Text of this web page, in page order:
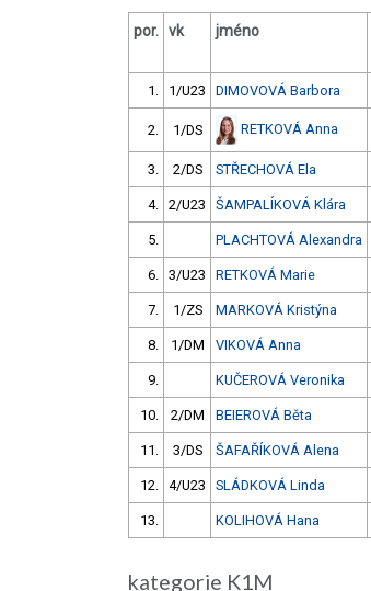
por. vk jméno
1. 1/U23 DIMOVOVÁ Barbora
2. 1/DS RETKOVÁ Anna
3. 2/DS STŘECHOVÁ Ela
4. 2/U23 ŠAMPALÍKOVÁ Klára
5. PLACHTOVÁ Alexandra
6. 3/U23 RETKOVÁ Marie
7. 1/ZS MARKOVÁ Kristýna
8. 1/DM VIKOVÁ Anna
9. KUČEROVÁ Veronika
10. 2/DM BEIEROVÁ Běta
11. 3/DS ŠAFAŘÍKOVÁ Alena
12. 4/U23 SLÁDKOVÁ Linda
13. KOLIHOVÁ Hana
kategorie K1M